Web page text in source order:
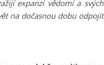
expanzi vědomí a svých
na dočasnou dobu odpojit